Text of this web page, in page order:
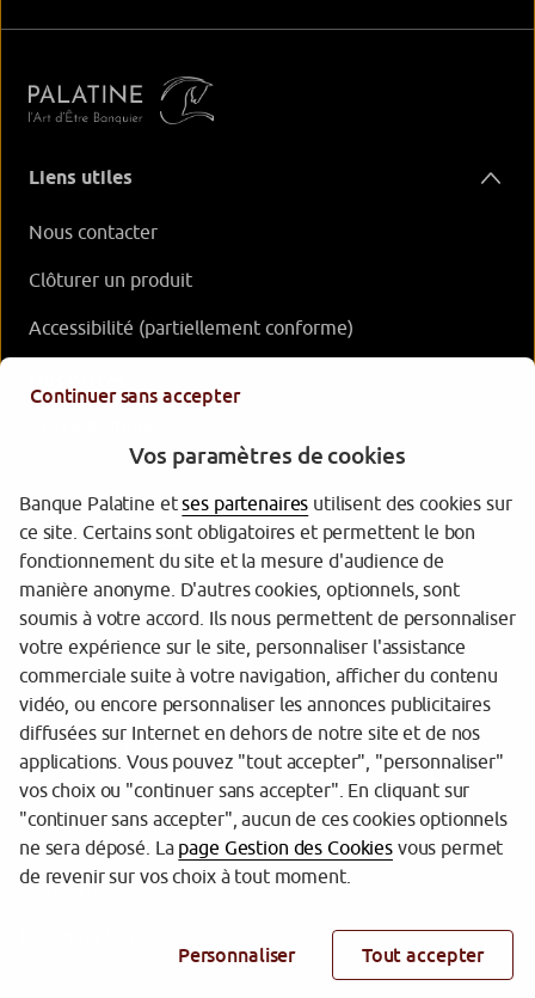
Liens utiles
Nous contacter
Clôturer un produit
Accessibilité (partiellement conforme)
Garantie des dépôts
Protection des données personnelles
Gestion des cookies
Sécurité
Tarifs
Mentions légales
Continuer sans accepter
Vos paramètres de cookies
Banque Palatine etses partenaires utilisent des cookies sur
ce site. Certains sont obligatoires et permettent le bon
fonctionnement du site et la mesure d'audience de
manière anonyme. D'autres cookies, optionnels, sont
soumis à votre accord. Ils nous permettent de personnaliser
votre expérience sur le site, personnaliser l'assistance
commerciale suite à votre navigation, afficher du contenu
vidéo, ou encore personnaliser les annonces publicitaires
diffusées sur Internet en dehors de notre site et de nos
applications. Vous pouvez "tout accepter", "personnaliser"
vos choix ou "continuer sans accepter". En cliquant sur
"continuer sans accepter", aucun de ces cookies optionnels
ne sera déposé. La page Gestion des Cookiesvous permet
de revenir sur vos choix à tout moment.
Personnaliser Tout accepter